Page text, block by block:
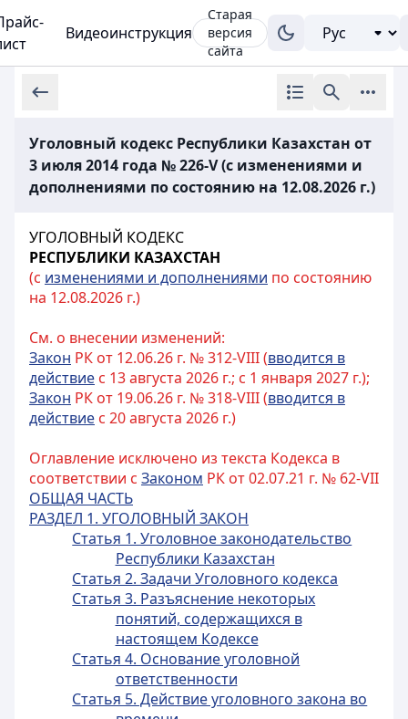
Видеоинструкция
Старая
версия
сайта
Уголовный кодекс Республики Казахстан от
3 июля 2014 года № 226-V (с изменениями и
дополнениями по состоянию на 12.08.2026 г.)
УГОЛОВНЫЙ КОДЕКС
РЕСПУБЛИКИ КАЗАХСТАН
(с изменениями и дополнениями по состоянию
на 12.08.2026 г.)
См. о внесении изменений:
Закон РК от 12.06.26 г. № 312-VIII (вводится в
действие с 13 августа 2026 г.; с 1 января 2027 г.);
Закон РК от 19.06.26 г. № 318-VIII (вводится в
действие с 20 августа 2026 г.)
Оглавление исключено из текста Кодекса в
соответствии с Законом РК от 02.07.21 г. № 62-VII
ОБЩАЯ ЧАСТЬ
РАЗДЕЛ 1. УГОЛОВНЫЙ ЗАКОН
Статья 1. Уголовное законодательство
Республики Казахстан
Статья 2. Задачи Уголовного кодекса
Статья 3. Разъяснение некоторых
понятий, содержащихся в
настоящем Кодексе
Статья 4. Основание уголовной
ответственности
Статья 5. Действие уголовного закона во